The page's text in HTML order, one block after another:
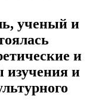
ученый и
и
изучения и